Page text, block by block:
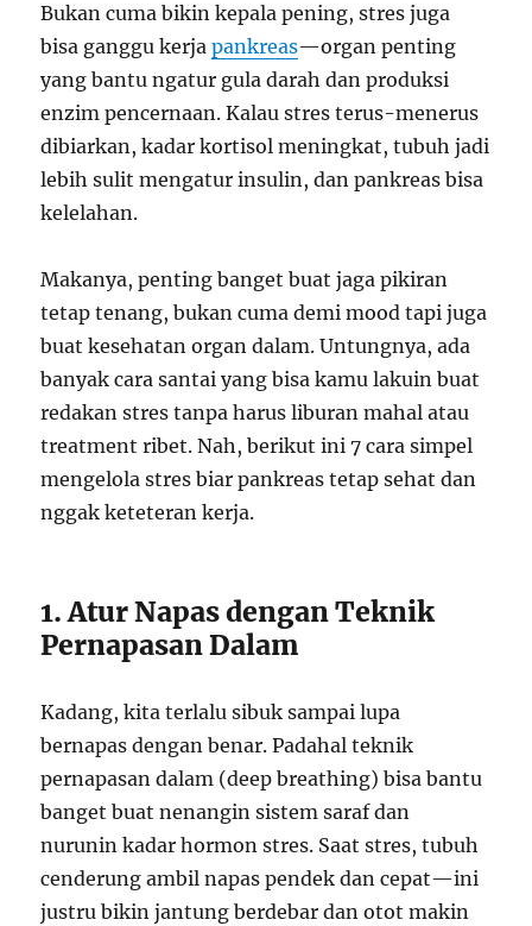
Bukan cuma bikin kepala pening, stres juga
bisa ganggu kerjapankreas—organ penting
yang bantu ngatur gula darah dan produksi
enzim pencernaan. Kalau stres terus-menerus
dibiarkan, kadar kortisol meningkat, tubuh jadi
lebih sulit mengatur insulin, dan pankreas bisa
kelelahan.
Makanya, penting banget buat jaga pikiran
tetap tenang, bukan cuma demi mood tapi juga
buat kesehatan organ dalam. Untungnya, ada
banyak cara santai yang bisa kamu lakuin buat
redakan stres tanpa harus liburan mahal atau
treatment ribet. Nah, berikut ini 7 cara simpel
mengelola stres biar pankreas tetap sehat dan
nggak keteteran kerja.
1. Atur Napas dengan Teknik
Pernapasan Dalam
Kadang, kita terlalu sibuk sampai lupa
bernapas dengan benar. Padahal teknik
pernapasan dalam (deep breathing) bisa bantu
banget buat nenangin sistem saraf dan
nurunin kadar hormon stres. Saat stres, tubuh
cenderung ambil napas pendek dan cepat—ini
justru bikin jantung berdebar dan otot makin